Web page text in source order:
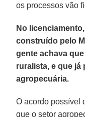
os processos vão
No
construído pelo
gente achava
ruralista, e que já
agropecuária.
O acordo possível
que o setor